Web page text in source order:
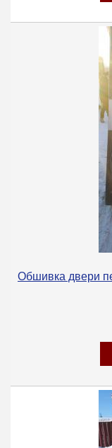
Обшивка двери